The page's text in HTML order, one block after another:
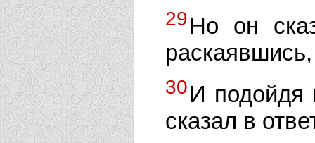
29Но он
30И подойдя
сказал в